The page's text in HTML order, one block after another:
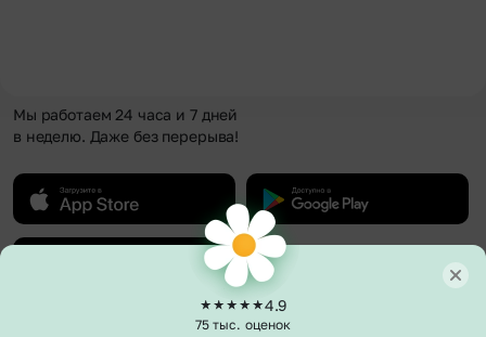
Мы работаем 24 часа и 7 дней
в неделю. Даже без перерыва!
4.9
75 тыс. оценок